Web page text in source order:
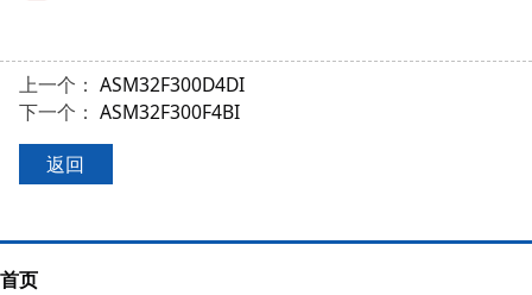
上一个： ASM32F300D4DI
下一个： ASM32F300F4BI
返回
首页